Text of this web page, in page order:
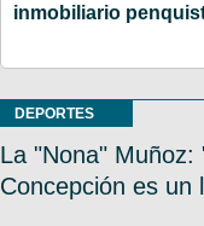
inmobiliario
DEPORTES
La "Nona" Muñoz:
Concepción es un